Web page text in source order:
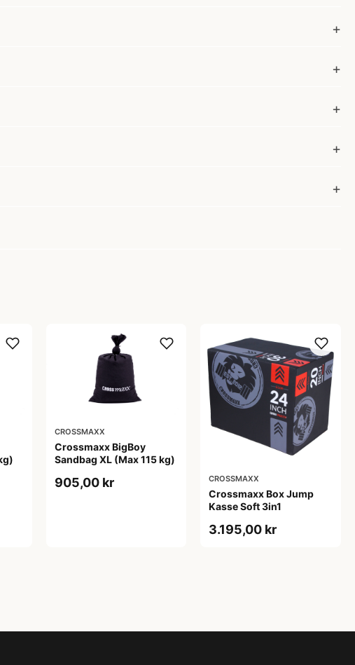
CROSSMAXX
Crossmaxx BigBoy
Sandbag XL (Max 115 kg)
905,00 kr CROSSMAXX
Crossmaxx Box Jump
Kasse Soft 3in1
3.195,00 kr